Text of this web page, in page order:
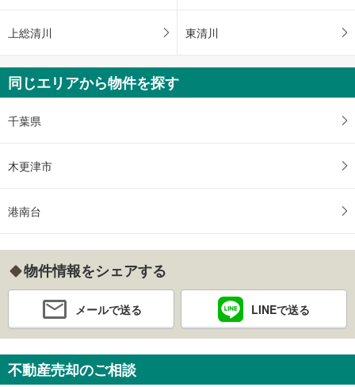
上総清川 東清川
同じエリアから物件を探す
千葉県
木更津市
港南台
物件情報をシェアする
メールで送る LINEで送る
不動産売却のご相談